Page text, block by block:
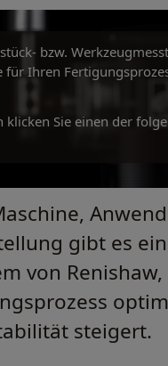
bzw.
für Ihren
klicken Sie einen der
gibt es ein
von
steigert.